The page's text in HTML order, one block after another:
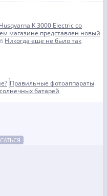
K 3000 Electric со
магазине представлен новый
Никогда еще не было так
Правильные фотоаппараты
батарей